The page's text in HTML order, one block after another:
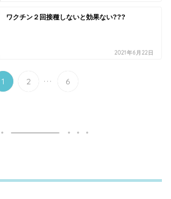
ワクチン２回接種しないと効果ない???
2021年6月22日
1 2 ... 6